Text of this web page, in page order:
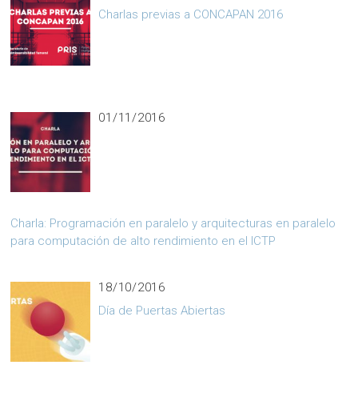
Charlas previas a CONCAPAN 2016
01/11/2016
Charla: Programación en paralelo y arquitecturas en paralelo
para computación de alto rendimiento en el ICTP
18/10/2016
Día de Puertas Abiertas